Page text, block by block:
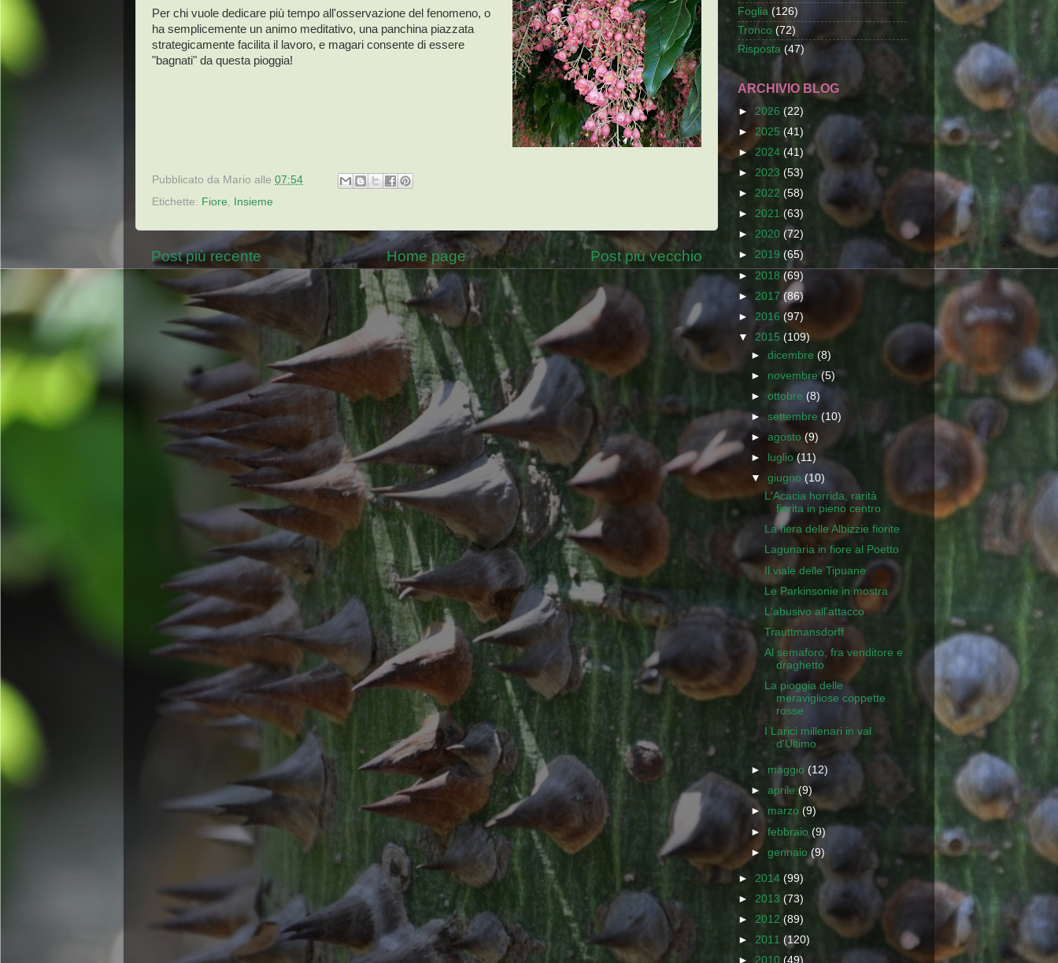
Per chi vuole dedicare più tempo all'osservazione del fenomeno, o
ha semplicemente un animo meditativo, una panchina piazzata
strategicamente facilita il lavoro, e magari consente di essere
"bagnati" da questa pioggia!
Pubblicato da Mario alle 07:54
Etichette: Fiore Insieme
Post più recente Post più vecchio
Home page
Foglia (126)
Tronco (72)
Risposta (47)
ARCHIVIO BLOG
► 2026 (22)
►2025 (41)
► 2024 (41)
► 2023 (53)
► 2022 (58)
► 2021 (63)
► 2020 (72)
► 2019 (65)
► 2018(69)
► 2017 (86)
► 2016 (97)
▼ 2015 (109)
►dicembre(8)
► novembre(5)
►ottobre (8)
►settembre(10)
►agosto(9)
►
luglio(11)
▼giugno(10)
L'Acacia horrida, rarità
fiorita in pieno centro
La fiera delle Albizzie fiorite
Lagunaria in fiore al Poetto
Il viale delle Tipuane
Le Parkinsonie in mostra
L'abusivo all'attacco
Trauttmansdorff
Al semaforo, fra venditore e
draghetto
La pioggia delle
meravigliose coppette
rosse
I Larici millenari in val
d'Ultimo
► maggio(12)
►aprile(9)
► marzo(9)
►febbraio(9)
►gennaio(9)
► 2014 (99)
► 2013 (73)
► 2012 (89)
► 2011 (120)
► 2010 (49)